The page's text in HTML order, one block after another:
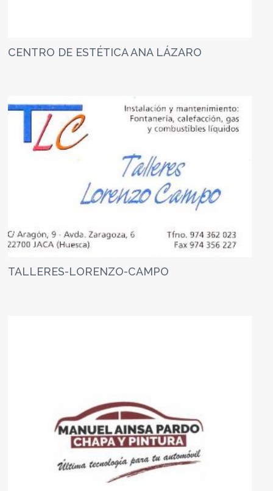
CENTRO DE ESTÉTICA ANA LÁZARO
TALLERES-LORENZO-CAMPO